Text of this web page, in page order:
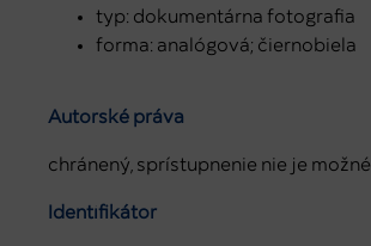
typ: dokumentárna fotografia
forma: analógová; čiernobiela
Autorské práva
chránený, sprístupnenie nie je možné
Identifikátor